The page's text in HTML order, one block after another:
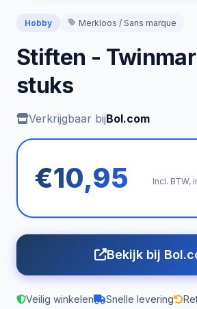
Hobby Merkloos / Sans marque
Stiften -
stuks
Verkrijgbaar bijBol.com
€10,95 Incl. BTW,
Bekijk bij
Veilig winkelen Snelle levering